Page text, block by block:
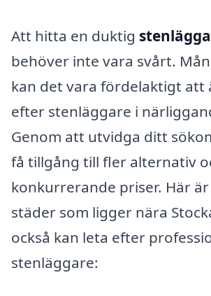
Att hitta en duktig
behöver inte vara svårt.
kan det vara fördelaktigt att
efter stenläggare i
Genom att utvidga ditt
få tillgång till fler alternativ
konkurrerande priser. Här
städer som ligger nära
också kan leta efter
stenläggare: